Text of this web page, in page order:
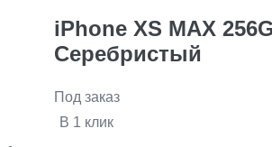
iPhone XS MAX
Серебристый
Под заказ
В 1 клик